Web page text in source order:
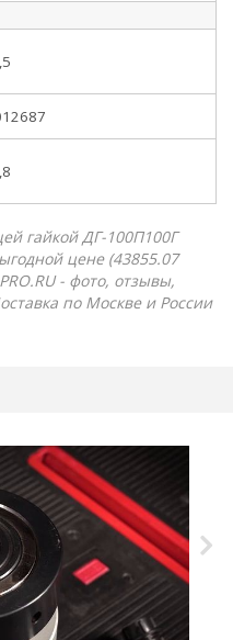
гайкой ДГ-100П100Г
цене (43855.07
- фото, отзывы,
по Москве и России